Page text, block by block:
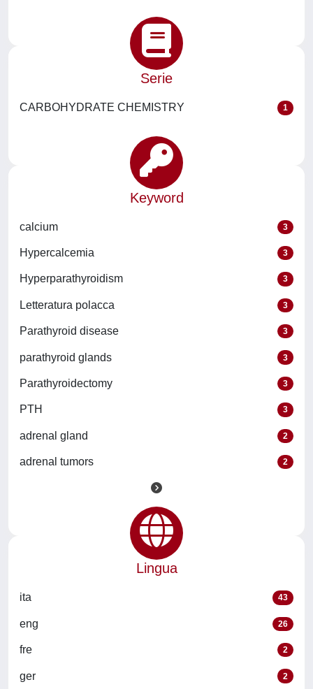
Serie
CARBOHYDRATE CHEMISTRY 1
Keyword
calcium 3
Hypercalcemia 3
Hyperparathyroidism 3
Letteratura polacca 3
Parathyroid disease 3
parathyroid glands 3
Parathyroidectomy 3
PTH 3
adrenal gland 2
adrenal tumors 2
Lingua
ita 43
eng 26
fre 2
ger 2